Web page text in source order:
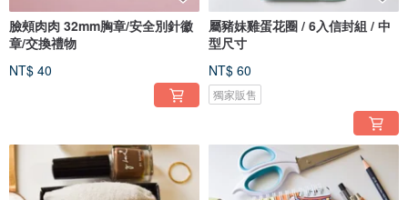
臉頰肉肉 32mm胸章/安全別針徽
章/交換禮物
NT$ 40
屬豬妹雞蛋花圈 / 6入信封組 / 中
型尺寸
NT$ 60
獨家販售